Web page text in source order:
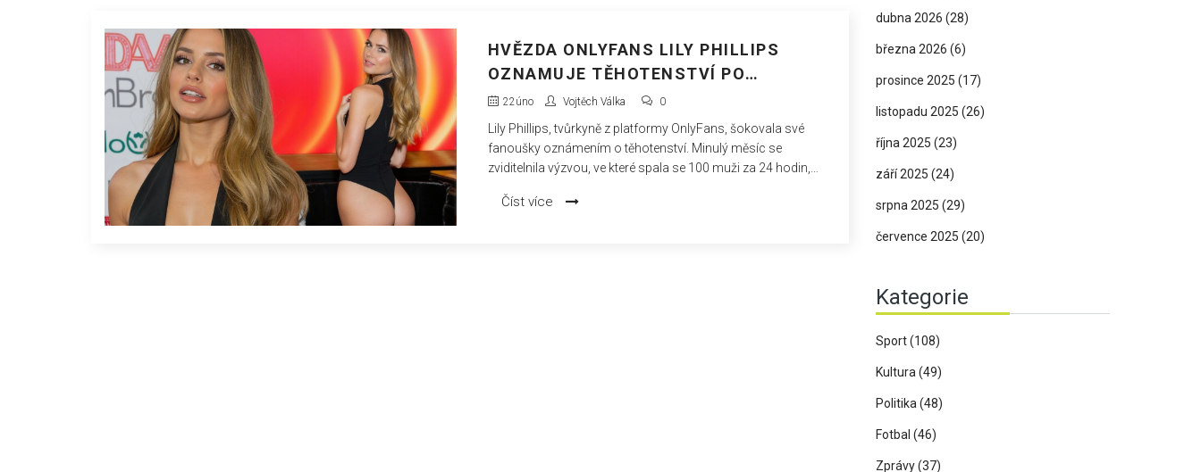
HVĚZDA ONLYFANS LILY PHILLIPS
OZNAMUJE TĚHOTENSTVÍ PO
KONTROVERZNÍ SEXUÁLNÍ VÝZVĚ
22 úno Vojtěch Válka 0
Lily Phillips, tvůrkyně z platformy OnlyFans, šokovala své
fanoušky oznámením o těhotenství. Minulý měsíc se
zviditelnila výzvou, ve které spala se 100 muži za 24 hodin,
vtipně ptá na paternity dítěte, zatímco veřejnost spekuluje o
Číst více
dubna 2026 (28)
března 2026 (6)
prosince 2025 (17)
listopadu 2025 (26)
října 2025 (23)
září 2025 (24)
srpna 2025 (29)
července 2025 (20)
Kategorie
Sport(108)
Kultura (49)
Politika (48)
Fotbal (46)
Zprávy(37)